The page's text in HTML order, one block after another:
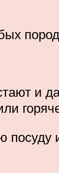
и